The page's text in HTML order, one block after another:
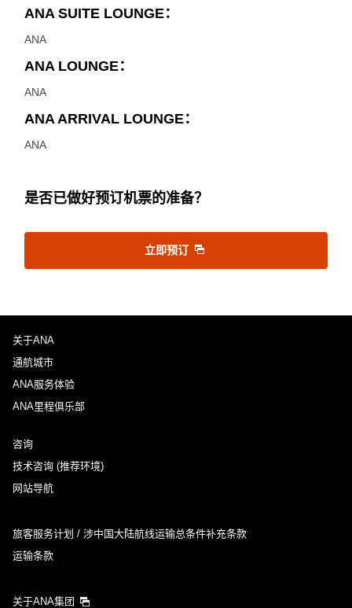
ANA SUITE LOUNGE：
ANA
ANA LOUNGE：
ANA
ANA ARRIVAL LOUNGE：
ANA
是否已做好预订机票的准备？
立即预订
关于ANA
通航城市
ANA服务体验
ANA里程俱乐部
咨询
技术咨询 (推荐环境)
网站导航
旅客服务计划 / 涉中国大陆航线运输总条件补充条款
运输条款
关于ANA集团